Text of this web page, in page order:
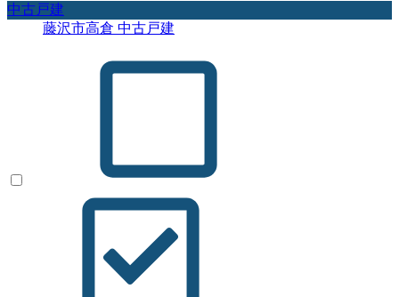
中古戸建
藤沢市高倉 中古戸建